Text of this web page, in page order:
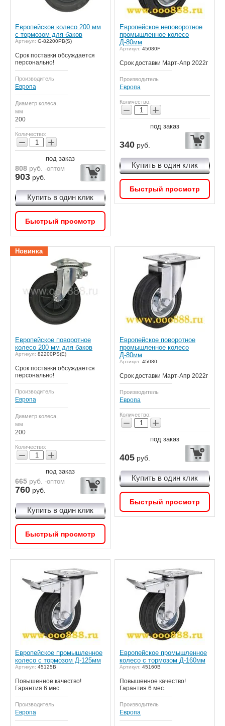
Европейское колесо 200 мм
с тормозом для баков
Артикул: G-82200PB(S)
Срок поставки обсуждается
персонально!
Производитель
Европа
Диаметр колеса,
мм
200
Количество:
− +
под заказ
808 руб. -оптом
903 руб.
Купить в один клик
Быстрый просмотр
Европейское неповоротное
промышленное колесо
Д-80мм
Артикул: 45080F
Срок доставки Март-Апр 2022г
Производитель
Европа
Количество:
− +
под заказ
340 руб.
Купить в один клик
Быстрый просмотр
Новинка
Европейское поворотное
колесо 200 мм для баков
Артикул: 82200PS(E)
Срок поставки обсуждается
персонально!
Производитель
Европа
Диаметр колеса,
мм
200
Количество:
− +
под заказ
665 руб. -оптом
760 руб.
Купить в один клик
Быстрый просмотр
Европейское поворотное
промышленное колесо
Д-80мм
Артикул: 45080
Срок доставки Март-Апр 2022г
Производитель
Европа
Количество:
− +
под заказ
405 руб.
Купить в один клик
Быстрый просмотр
Европейское промышленное
колесо с тормозом Д-125мм
Артикул: 45125В
Повышенное качество!
Гарантия 6 мес.
Производитель
Европа
Европейское промышленное
колесо с тормозом Д-160мм
Артикул: 45160В
Повышенное качество!
Гарантия 6 мес.
Производитель
Европа